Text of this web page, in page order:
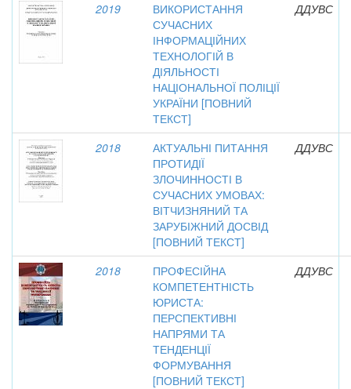
2019
ВИКОРИСТАННЯ
СУЧАСНИХ
ІНФОРМАЦІЙНИХ
ТЕХНОЛОГІЙ В
ДІЯЛЬНОСТІ
НАЦІОНАЛЬНОЇ ПОЛІЦІЇ
УКРАЇНИ [ПОВНИЙ
ТЕКСТ]
ДДУВС
2018
АКТУАЛЬНІ ПИТАННЯ
ПРОТИДІЇ
ЗЛОЧИННОСТІ В
СУЧАСНИХ УМОВАХ:
ВІТЧИЗНЯНИЙ ТА
ЗАРУБІЖНИЙ ДОСВІД
[ПОВНИЙ ТЕКСТ]
ДДУВС
2018
ПРОФЕСІЙНА
КОМПЕТЕНТНІСТЬ
ЮРИСТА:
ПЕРСПЕКТИВНІ
НАПРЯМИ ТА
ТЕНДЕНЦІЇ
ФОРМУВАННЯ
[ПОВНИЙ ТЕКСТ]
ДДУВС